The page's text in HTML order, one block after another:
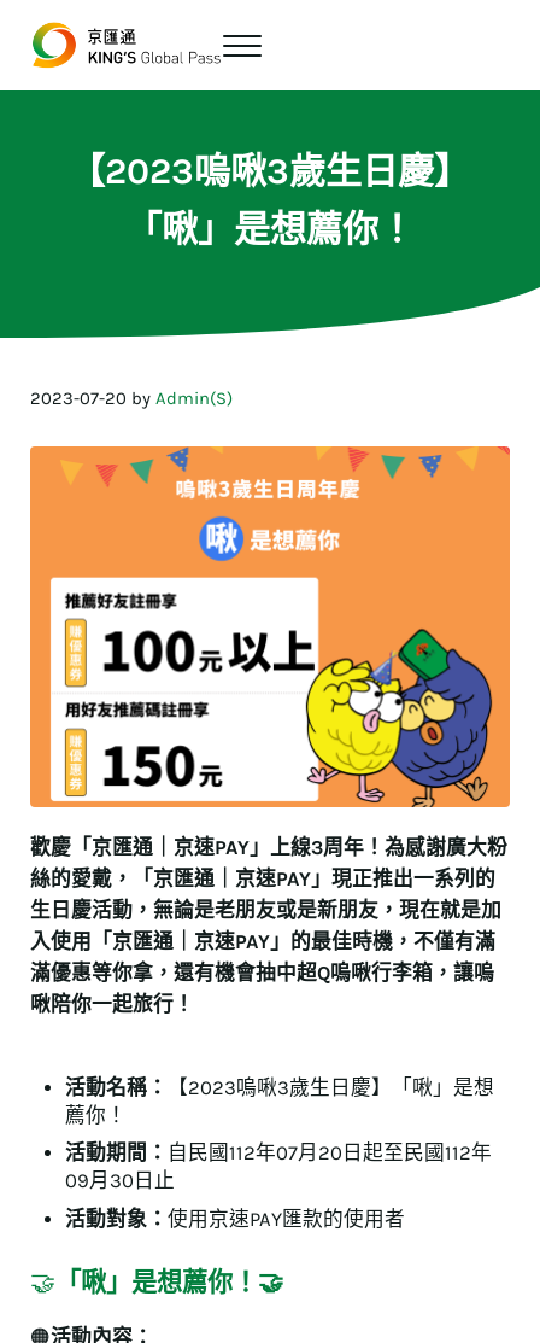
京匯通 官方網站
Menu
【2023嗚啾3歲生日慶】
「啾」是想薦你！
2023-07-20 by Admin(S)
歡慶「京匯通｜京速PAY」 上線3周年！為感謝廣大粉
絲的愛戴，
「京匯通｜京速PAY」 現正推出一系列的
生日慶活動，無論是老朋友或是新朋友，現在就是加
入使用「京匯通｜京速PAY」的最佳時機，不僅有滿
滿優惠等你拿，還有機會抽中超Q嗚啾行李箱，讓嗚
啾陪你一起旅行！
活動名稱：
【2023嗚啾3歲生日慶】「啾」是想
薦你！
活動期間： 自民國112年07月20日起至民國112年
09月30日止
活動對象：使用京速PAY匯款的使用者
🤝 「啾」是想薦你！ 🤝
🟠活動內容：